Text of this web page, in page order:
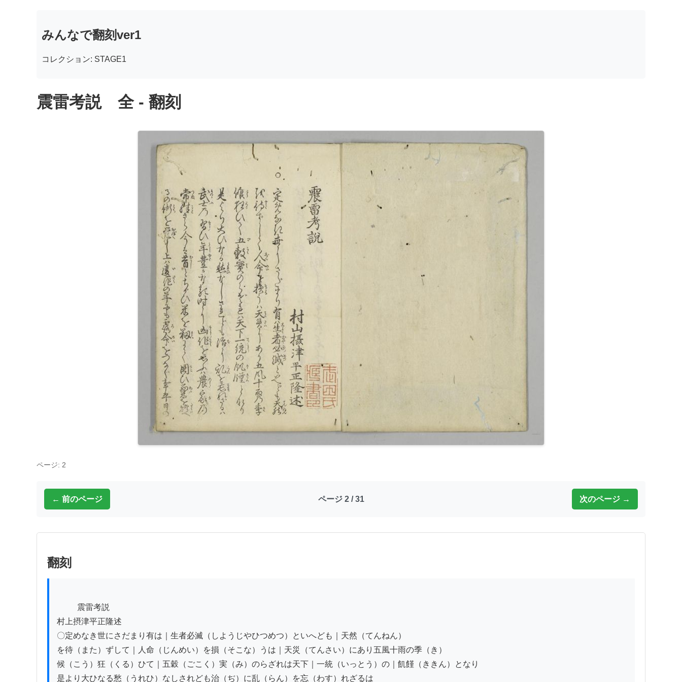
みんなで翻刻ver1
コレクション: STAGE1
震雷考説 全 - 翻刻
ページ: 2
← 前のページ ページ 2 / 31 次のページ →
翻刻
村上摂津平正隆述
〇定めなき世にさだまり有は｜生者必滅（しようじやひつめつ）といへども｜天然（てんねん）
を待（また）ずして｜人命（じんめい）を損（そこな）うは｜天災（てんさい）にあり五風十雨の季（き）
候（こう）狂（くる）ひて｜五穀（ごこく）実（み）のらざれは天下｜一統（いっとう）の｜飢饉（ききん）となり
是より大ひなる愁（うれひ）なしされども治（ぢ）に乱（らん）を忘（わす）れざるは